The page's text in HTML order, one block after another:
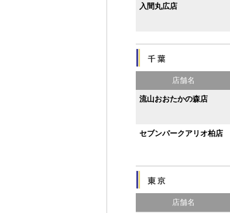
入間丸広店
店舗名
流山おおたかの森店
セブンパークアリオ柏店
店舗名